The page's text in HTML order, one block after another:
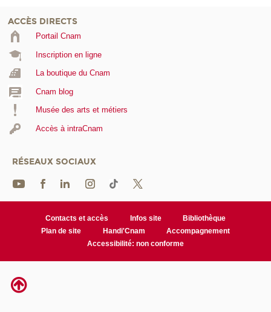
ACCÈS DIRECTS
Portail Cnam
Inscription en ligne
La boutique du Cnam
Cnam blog
Musée des arts et métiers
Accès à intraCnam
RÉSEAUX SOCIAUX
Contacts et accès Infos site
Bibliothèque
Plan de site
Handi'Cnam
Accompagnement
Accessibilité: non conforme